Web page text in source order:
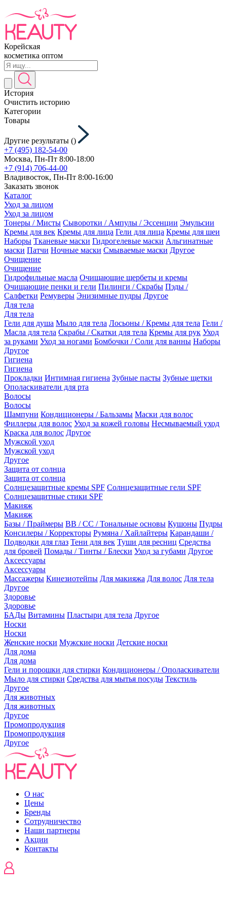
Корейская
косметика оптом
История
Очистить историю
Категории
Товары
Другие результаты ()
+7 (495) 182-54-00
Москва, Пн-Пт 8:00-18:00
+7 (914) 706-44-00
Владивосток, Пн-Пт 8:00-16:00
Заказать звонок
Каталог
Уход за лицом
Уход за лицом
Тонеры / Мисты Сыворотки / Ампулы / Эссенции Эмульсии
Кремы для век Кремы для лица Гели для лица Кремы для шеи
Наборы Тканевые маски Гидрогелевые маски Альгинатные
маски Патчи Ночные маски Смываемые маски Другое
Очищение
Очищение
Гидрофильные масла Очищающие щербеты и кремы
Очищающие пенки и гели Пилинги / Скрабы Пэды /
Салфетки Ремуверы Энизимные пудры Другое
Для тела
Для тела
Гели для душа Мыло для тела Лосьоны / Кремы для тела Гели /
Масла для тела Скрабы / Скатки для тела Кремы для рук Уход
за руками Уход за ногами Бомбочки / Соли для ванны Наборы
Другое
Гигиена
Гигиена
Прокладки Интимная гигиена Зубные пасты Зубные щетки
Ополаскиватели для рта
Волосы
Волосы
Шампуни Кондиционеры / Бальзамы Маски для волос
Филлеры для волос Уход за кожей головы Несмываемый уход
Краска для волос Другое
Мужской уход
Мужской уход
Другое
Защита от солнца
Защита от солнца
Солнцезащитные кремы SPF Солнцезащитные гели SPF
Солнцезащитные стики SPF
Макияж
Макияж
Базы / Праймеры BB / CC / Тональные основы Кушоны Пудры
Консилеры / Корректоры Румяна / Хайлайтеры Карандаши /
Подводки для глаз Тени для век Туши для ресниц Средства
для бровей Помады / Тинты / Блески Уход за губами Другое
Аксессуары
Аксессуары
Массажеры Кинезиотейпы Для макияжа Для волос Для тела
Другое
Здоровье
Здоровье
БАДы Витамины Пластыри для тела Другое
Носки
Носки
Женские носки Мужские носки Детские носки
Для дома
Для дома
Гели и порошки для стирки Кондиционеры / Ополаскиватели
Мыло для стирки Средства для мытья посуды Текстиль
Другое
Для животных
Для животных
Другое
Промопродукция
Промопродукция
Другое
О нас
Цены
Бренды
Сотрудничество
Наши партнеры
Акции
Контакты